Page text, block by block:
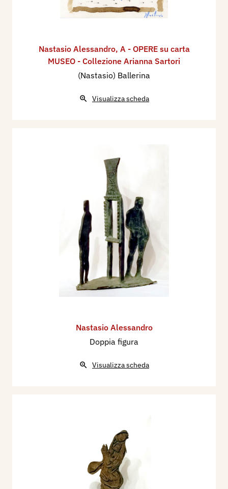
Nastasio Alessandro, A - OPERE su carta
MUSEO - Collezione Arianna Sartori
(Nastasio) Ballerina
Visualizza scheda
Nastasio Alessandro
Doppia figura
Visualizza scheda